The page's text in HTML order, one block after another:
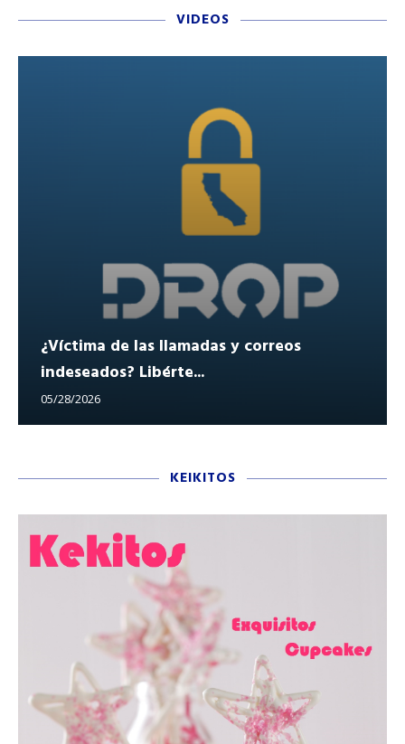
VIDEOS
¿Víctima de las llamadas y correos
indeseados? Libérte...
05/28/2026
KEIKITOS